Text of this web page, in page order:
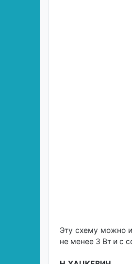
Эту схему можно
не менее 3 Вт и с